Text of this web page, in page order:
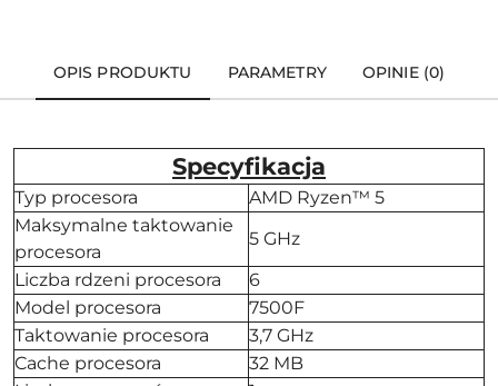
OPIS PRODUKTU PARAMETRY OPINIE (0)
Specyfikacja
Typ procesora
AMD Ryzen™ 5
Maksymalne taktowanie
procesora
5 GHz
Liczba rdzeni procesora
6
Model procesora
7500F
Taktowanie procesora
3,7 GHz
Cache procesora
32 MB